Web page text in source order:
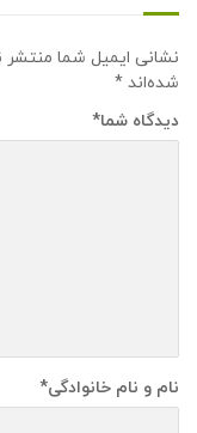
نشانی ایمیل شما
شده‌اند *
دیدگاه شما*
نام و نام خانوادگی*